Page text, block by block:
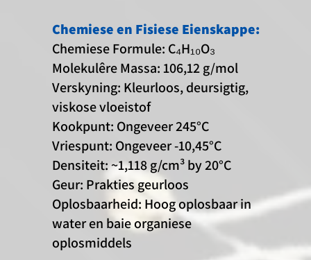
Chemiese en Fisiese Eienskappe:
Chemiese Formule: C₄H₁₀O₃
Molekulêre Massa: 106,12 g/mol
Verskyning: Kleurloos, deursigtig,
viskose vloeistof
Kookpunt: Ongeveer 245°C
Vriespunt: Ongeveer -10,45°C
Densiteit: ~1,118 g/cm³ by 20°C
Geur: Prakties geurloos
Oplosbaarheid: Hoog oplosbaar in
water en baie organiese
oplosmiddels